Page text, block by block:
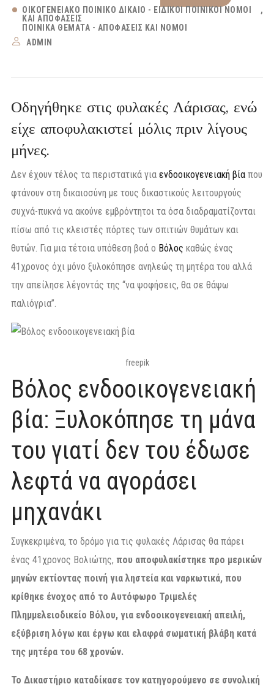
ΟΙΚΟΓΕΝΕΙΑΚΌ ΠΟΙΝΙΚΌ ΔΊΚΑΙΟ - ΕΙΔΙΚΟΊ ΠΟΙΝΙΚΟΊ ΝΌΜΟΙ
ΚΑΙ ΑΠΟΦΆΣΕΙΣ
ΠΟΙΝΙΚΆ ΘΈΜΑΤΑ - ΑΠΟΦΆΣΕΙΣ ΚΑΙ ΝΌΜΟΙ
ADMIN
Οδηγήθηκε στις φυλακές Λάρισας, ενώ
είχε αποφυλακιστεί μόλις πριν λίγους
μήνες.
Δεν έχουν τέλος τα περιστατικά για ενδοοικογενειακή βία που
φτάνουν στη δικαιοσύνη με τους δικαστικούς λειτουργούς
συχνά-πυκνά να ακούνε εμβρόντητοι τα όσα διαδραματίζονται
πίσω από τις κλειστές πόρτες των σπιτιών θυμάτων και
θυτών. Για μια τέτοια υπόθεση βοά ο Βόλος καθώς ένας
41χρονος όχι μόνο ξυλοκόπησε ανηλεώς τη μητέρα του αλλά
την απείλησε λέγοντάς της “να ψοφήσεις, θα σε θάψω
παλιόγρια”.
freepik
Βόλος ενδοοικογενειακή
βία: Ξυλοκόπησε τη μάνα
του γιατί δεν του έδωσε
λεφτά να αγοράσει
μηχανάκι
Συγκεκριμένα, το δρόμο για τις φυλακές Λάρισας θα πάρει
ένας 41χρονος Βολιώτης, που αποφυλακίστηκε προ μερικών
μηνών εκτίοντας ποινή για ληστεία και ναρκωτικά, που
κρίθηκε ένοχος από το Αυτόφωρο Τριμελές
Πλημμελειοδικείο Βόλου, για ενδοοικογενειακή απειλή,
εξύβριση λόγω και έργω και ελαφρά σωματική βλάβη κατά
της μητέρα του 68 χρονών.
Το Δικαστήριο καταδίκασε τον κατηγορούμενο σε συνολική